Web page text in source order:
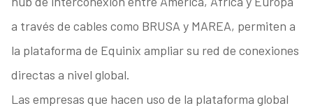
a través de cables como BRUSA y MAREA, permiten a
la plataforma de Equinix ampliar su red de conexiones
directas a nivel global.
Las empresas que hacen uso de la plataforma global